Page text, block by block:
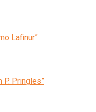
Lafinur”
P. Pringles”